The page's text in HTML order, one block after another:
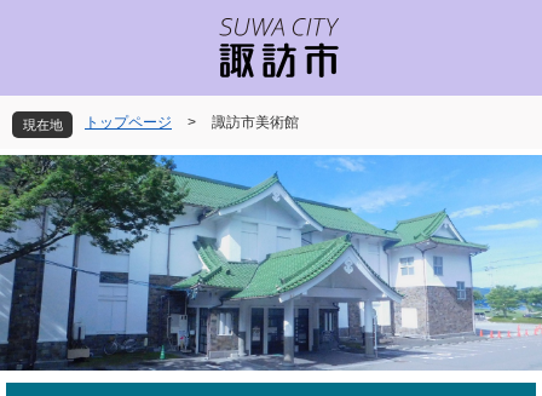
先
頭
で
す
。
を
飛
ば
し
て
本
文
へ
現在地 トップページ > 諏訪市美術館